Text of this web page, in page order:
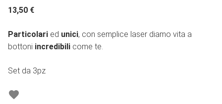
13,50 €
Particolari ed unici, con semplice laser diamo vita a
bottoni incredibili come te.
Set da 3pz